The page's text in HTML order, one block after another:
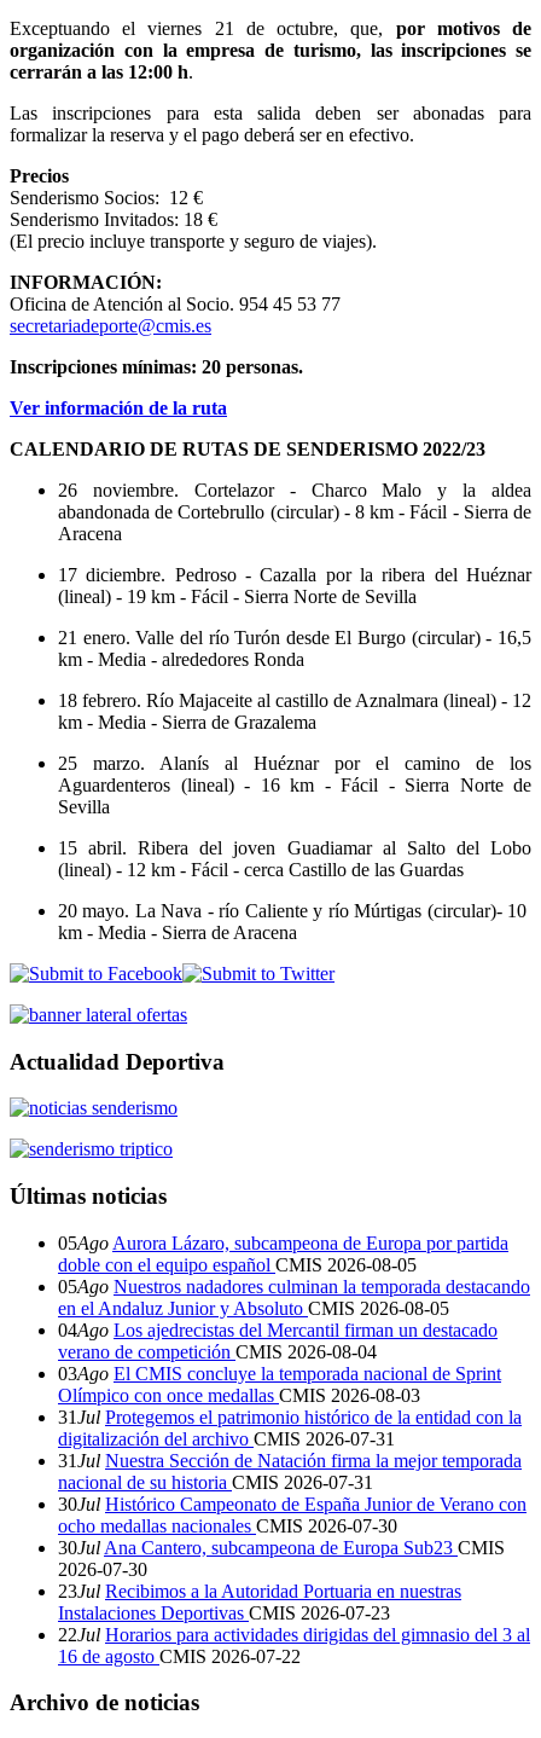
Exceptuando el viernes 21 de octubre, que, por motivos de
organización con la empresa de turismo, las inscripciones se
cerrarán a las 12:00 h.
Las inscripciones para esta salida deben ser abonadas para
formalizar la reserva y el pago deberá ser en efectivo.
Precios
Senderismo Socios: 12 €
Senderismo Invitados: 18 €
(El precio incluye transporte y seguro de viajes).
INFORMACIÓN:
Oficina de Atención al Socio. 954 45 53 77
secretariadeporte@cmis.es
Inscripciones mínimas: 20 personas.
Ver información de la ruta
CALENDARIO DE RUTAS DE SENDERISMO 2022/23
26 noviembre. Cortelazor - Charco Malo y la aldea
abandonada de Cortebrullo (circular) - 8 km - Fácil - Sierra de
Aracena
17 diciembre. Pedroso - Cazalla por la ribera del Huéznar
(lineal) - 19 km - Fácil - Sierra Norte de Sevilla
21 enero. Valle del río Turón desde El Burgo (circular) - 16,5
km - Media - alrededores Ronda
18 febrero. Río Majaceite al castillo de Aznalmara (lineal) - 12
km - Media - Sierra de Grazalema
25 marzo. Alanís al Huéznar por el camino de los
Aguardenteros (lineal) - 16 km - Fácil - Sierra Norte de
Sevilla
15 abril. Ribera del joven Guadiamar al Salto del Lobo
(lineal) - 12 km - Fácil - cerca Castillo de las Guardas
20 mayo. La Nava - río Caliente y río Múrtigas (circular)- 10
km - Media - Sierra de Aracena
Actualidad Deportiva
Últimas noticias
05Ago Aurora Lázaro, subcampeona de Europa por partida
doble con el equipo español CMIS 2026-08-05
05Ago Nuestros nadadores culminan la temporada destacando
en el Andaluz Junior y Absoluto CMIS 2026-08-05
04Ago Los ajedrecistas del Mercantil firman un destacado
verano de competición CMIS 2026-08-04
03Ago El CMIS concluye la temporada nacional de Sprint
Olímpico con once medallas CMIS 2026-08-03
31Jul Protegemos el patrimonio histórico de la entidad con la
digitalización del archivo CMIS 2026-07-31
31Jul Nuestra Sección de Natación firma la mejor temporada
nacional de su historia CMIS 2026-07-31
30Jul Histórico Campeonato de España Junior de Verano con
ocho medallas nacionales CMIS 2026-07-30
30Jul Ana Cantero, subcampeona de Europa Sub23 CMIS
2026-07-30
23Jul Recibimos a la Autoridad Portuaria en nuestras
Instalaciones Deportivas CMIS 2026-07-23
22Jul Horarios para actividades dirigidas del gimnasio del 3 al
16 de agosto CMIS 2026-07-22
Archivo de noticias